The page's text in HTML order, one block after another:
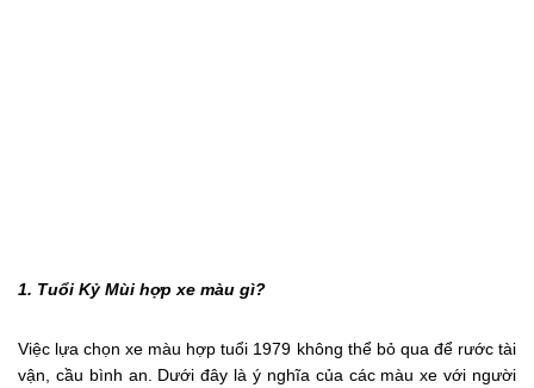
1. Tuổi Kỷ Mùi hợp xe màu gì?
Việc lựa chọn xe màu hợp tuổi 1979 không thể bỏ qua để rước tài
vận, cầu bình an. Dưới đây là ý nghĩa của các màu xe với người